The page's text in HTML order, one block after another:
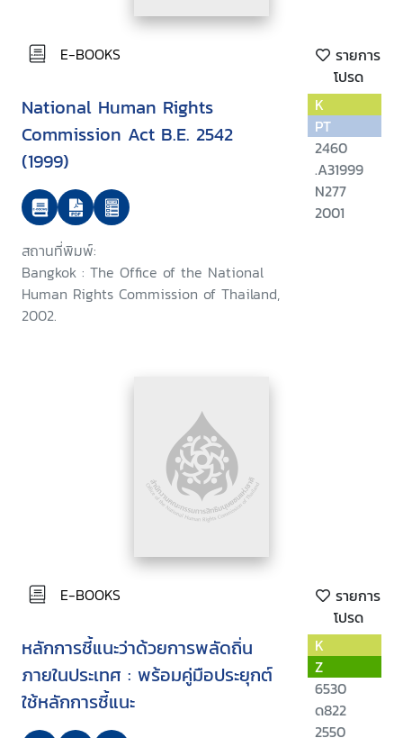
E-BOOKS
รายการ
โปรด
National Human Rights
Commission Act B.E. 2542
(1999)
สถานที่พิมพ์:
Bangkok : The Office of the National
Human Rights Commission of Thailand,
2002.
K
PT
2460
.A31999
N277
2001
E-BOOKS
รายการ
โปรด
หลักการชี้แนะว่าด้วยการพลัดถิ่น
ภายในประเทศ : พร้อมคู่มือประยุกต์
ใช้หลักการชี้แนะ
K
Z
6530
ด822
2550